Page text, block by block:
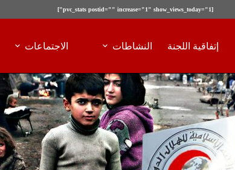
[pvc_stats postid="" increase="1" show_views_today="1"]
إتفاقية اللجنة النشاطات الاجتماعات